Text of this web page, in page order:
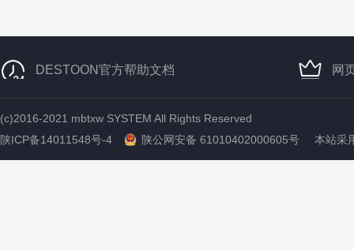
DESTOON官方帮助文档 网
(c)2016-2021 mbtxw SYSTEM All Rights Reserved
陕ICP备14011548号-4
陕公网安备 61010402000605号 本站采